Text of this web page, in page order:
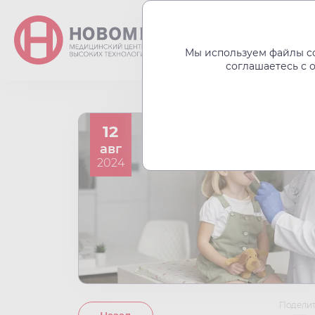
12
авг
2024
Мы используем файлы
соглашаетесь с